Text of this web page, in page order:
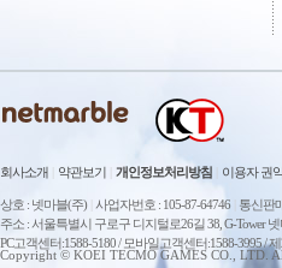
회사소개 약관보기 개인정보처리방침 이용자 권
상호 : 넷마블(주) 사업자번호 : 105-87-64746 통신판
주소 : 서울특별시 구로구 디지털로26길 38, G-Tower
PC고객센터:1588-5180 / 모바일고객센터:1588-3995 /
Copyright © KOEI TECMO GAMES CO., LTD.